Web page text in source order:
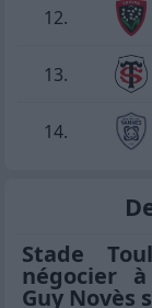
12.
13.
14.
Stade
négocier
Guy Novès